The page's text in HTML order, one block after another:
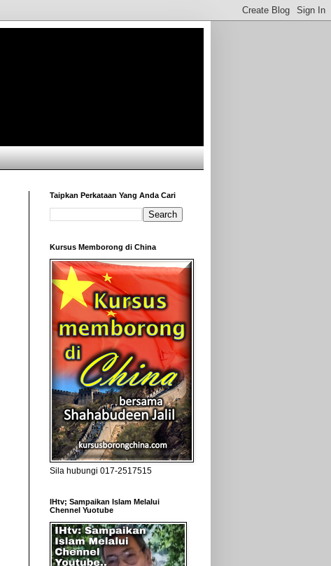
Taipkan Perkataan Yang Anda Cari
Kursus Memborong di China
Sila hubungi 017-2517515
IHtv; Sampaikan Islam Melalui
Chennel Yuotube